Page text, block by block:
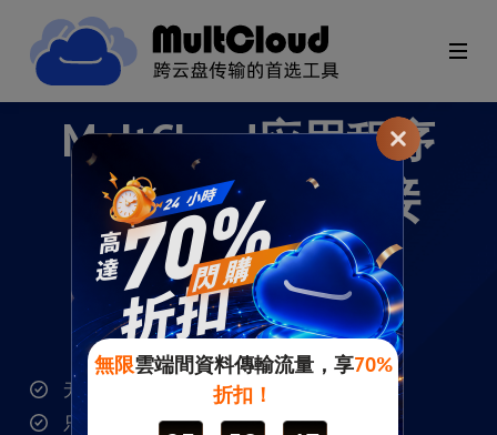
MultCloud应用程序
1个平台，链接
30+云盘
指尖轻点，跨云快传
无缝且快速的一键式跨云数据传输。
只需点击一下即可离线/定时的跨云传输。